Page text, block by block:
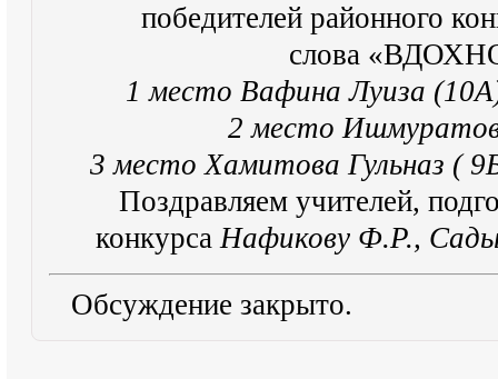
победителей районного
слова
1 место Вафина Луиза
2 место
3 место Хамитова Гульназ (
Поздравляем учителей,
конкурсаНафикову Ф.Р.,
Обсуждение закрыто.